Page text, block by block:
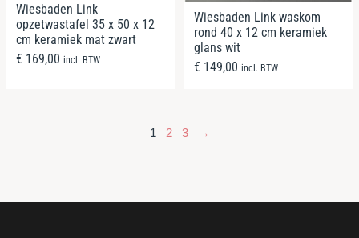
Wiesbaden Link
opzetwastafel 35 x 50 x 12
cm keramiek mat zwart
€ 169,00 incl. BTW
Wiesbaden Link waskom
rond 40 x 12 cm keramiek
glans wit
€ 149,00 incl. BTW
1 2 3 →